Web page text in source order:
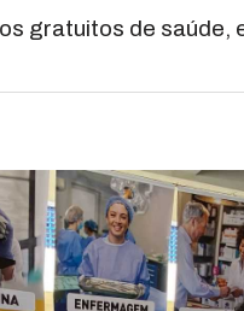
gratuitos de saúde,